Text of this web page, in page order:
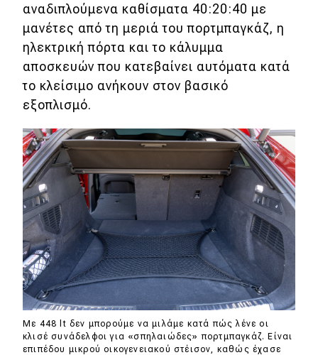
αναδιπλούμενα καθίσματα 40:20:40 με
μανέτες από τη μεριά του πορτμπαγκάζ, η
ηλεκτρική πόρτα και το κάλυμμα
αποσκευών που κατεβαίνει αυτόματα κατά
το κλείσιμο ανήκουν στον βασικό
εξοπλισμό.
Με 448 lt δεν μπορούμε να μιλάμε κατά πώς λένε οι
κλισέ συνάδελφοι για «σπηλαιώδες» πορτμπαγκάζ. Είναι
επιπέδου μικρού οικογενειακού στέισον, καθώς έχασε